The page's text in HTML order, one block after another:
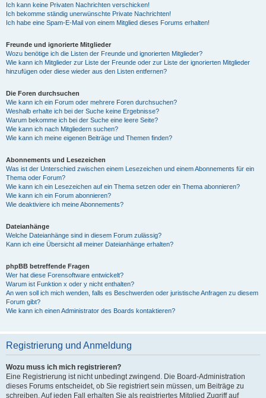
Ich kann keine Privaten Nachrichten verschicken!
Ich bekomme ständig unerwünschte Private Nachrichten!
Ich habe eine Spam-E-Mail von einem Mitglied dieses Forums erhalten!
Freunde und ignorierte Mitglieder
Wozu benötige ich die Listen der Freunde und ignorierten Mitglieder?
Wie kann ich Mitglieder zur Liste der Freunde oder zur Liste der ignorierten Mitglieder
hinzufügen oder diese wieder aus den Listen entfernen?
Die Foren durchsuchen
Wie kann ich ein Forum oder mehrere Foren durchsuchen?
Weshalb erhalte ich bei der Suche keine Ergebnisse?
Warum bekomme ich bei der Suche eine leere Seite?
Wie kann ich nach Mitgliedern suchen?
Wie kann ich meine eigenen Beiträge und Themen finden?
Abonnements und Lesezeichen
Was ist der Unterschied zwischen einem Lesezeichen und einem Abonnements für ein
Thema oder Forum?
Wie kann ich ein Lesezeichen auf ein Thema setzen oder ein Thema abonnieren?
Wie kann ich ein Forum abonnieren?
Wie deaktiviere ich meine Abonnements?
Dateianhänge
Welche Dateianhänge sind in diesem Forum zulässig?
Kann ich eine Übersicht all meiner Dateianhänge erhalten?
phpBB betreffende Fragen
Wer hat diese Forensoftware entwickelt?
Warum ist Funktion x oder y nicht enthalten?
An wen soll ich mich wenden, falls es Beschwerden oder juristische Anfragen zu diesem
Forum gibt?
Wie kann ich einen Administrator des Boards kontaktieren?
Registrierung und Anmeldung
Wozu muss ich mich registrieren?
Eine Registrierung ist nicht unbedingt zwingend. Die Board-Administration
dieses Forums entscheidet, ob Sie registriert sein müssen, um Beiträge zu
schreiben. Auf jeden Fall erhalten Sie als registriertes Mitglied Zugriff auf